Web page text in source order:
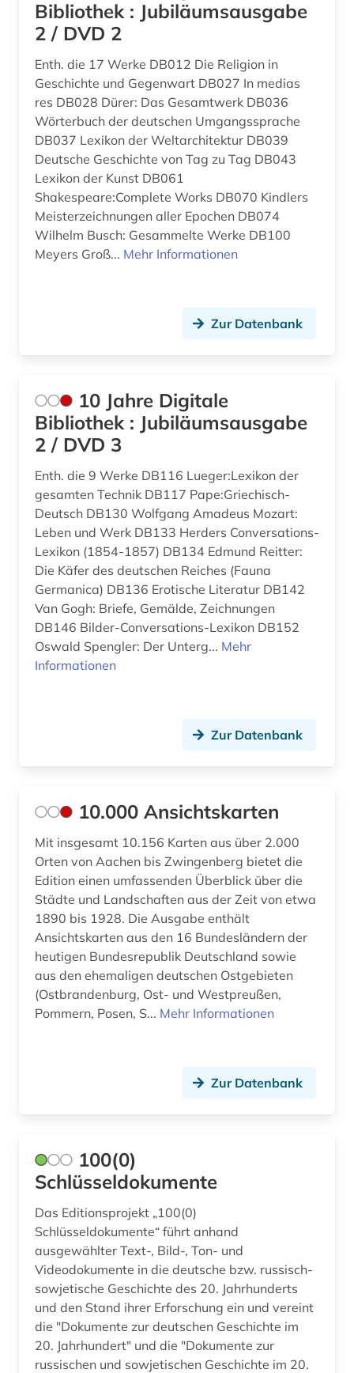
anarchie (1)
anarchismus (2)
anarchist (1)
anarchosyndikalismus (1)
anden (1)
andreas (1)
anfänge - 1965 (1)
anglo-amerikanische beziehungen (1)
anne frank (1)
anschrift (1)
ansichtskarte (1)
ansichtspostkarte (4)
antarktika (1)
antarktis (2)
anthologie (7)
anthropologie (11)
antiheld (1)
antijüdische propaganda (1)
antike religionen (1)
antikolonialismus (2)
antisemitismus (8)
antisemitismus (motiv) (1)
antisemitismusforschung (1)
aquarell (1)
arabisch (12)
arabische literatur (1)
arabische staaten (3)
arabistik (6)
arbeit (1)
arbeiterbewegung (11)
Tuerkei (12)
USA (139)
Ukraine (26)
Ungarn (25)
Vatikanstadt (3)
Zypern (2)
Bibliothek : Jubiläumsausgabe
2 / DVD 2
Enth. die 17 Werke DB012 Die Religion in
Geschichte und Gegenwart DB027 In medias
res DB028 Dürer: Das Gesamtwerk DB036
Wörterbuch der deutschen Umgangssprache
DB037 Lexikon der Weltarchitektur DB039
Deutsche Geschichte von Tag zu Tag DB043
Lexikon der Kunst DB061
Shakespeare:Complete Works DB070 Kindlers
Meisterzeichnungen aller Epochen DB074
Wilhelm Busch: Gesammelte Werke DB100
Meyers Groß... Mehr Informationen
Zur Datenbank
10 Jahre Digitale
Bibliothek : Jubiläumsausgabe
2 / DVD 3
Enth. die 9 Werke DB116 Lueger:Lexikon der
gesamten Technik DB117 Pape:Griechisch-
Deutsch DB130 Wolfgang Amadeus Mozart:
Leben und Werk DB133 Herders Conversations-
Lexikon (1854-1857) DB134 Edmund Reitter:
Die Käfer des deutschen Reiches (Fauna
Germanica) DB136 Erotische Literatur DB142
Van Gogh: Briefe, Gemälde, Zeichnungen
DB146 Bilder-Conversations-Lexikon DB152
Oswald Spengler: Der Unterg... Mehr
Informationen
Zur Datenbank
10.000 Ansichtskarten
Mit insgesamt 10.156 Karten aus über 2.000
Orten von Aachen bis Zwingenberg bietet die
Edition einen umfassenden Überblick über die
Städte und Landschaften aus der Zeit von etwa
1890 bis 1928. Die Ausgabe enthält
Ansichtskarten aus den 16 Bundesländern der
heutigen Bundesrepublik Deutschland sowie
aus den ehemaligen deutschen Ostgebieten
(Ostbrandenburg, Ost- und Westpreußen,
Pommern, Posen, S... Mehr Informationen
Zur Datenbank
100(0)
Schlüsseldokumente
Das Editionsprojekt „100(0)
Schlüsseldokumente“ führt anhand
ausgewählter Text-, Bild-, Ton- und
Videodokumente in die deutsche bzw. russisch-
sowjetische Geschichte des 20. Jahrhunderts
und den Stand ihrer Erforschung ein und vereint
die "Dokumente zur deutschen Geschichte im
20. Jahrhundert" und die "Dokumente zur
russischen und sowjetischen Geschichte im 20.